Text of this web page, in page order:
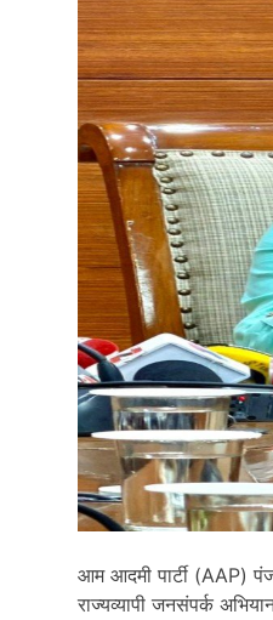
आम आदमी पार्टी (AAP)
राज्यव्यापी जनसंपर्क